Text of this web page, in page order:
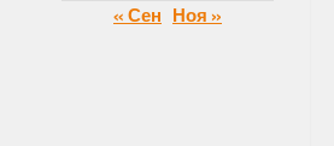
« Сен
Ноя »